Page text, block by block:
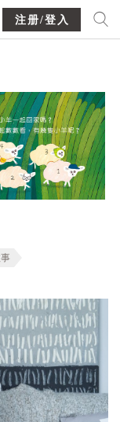
注册/登入